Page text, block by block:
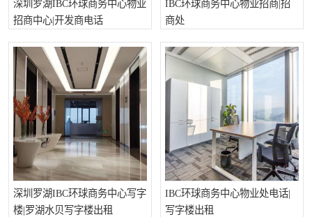
深圳罗湖IBC环球商务中心物业
招商中心|开发商电话
IBC环球商务中心物业招商|招
商处
深圳罗湖IBC环球商务中心写字
楼|罗湖水贝写字楼出租
IBC环球商务中心物业处电话|
写字楼出租
车公庙 保税区
南山区 西丽
南头 高新园
深圳超级总部基地 后海
蛇口 南油
华侨城 南山蛇口